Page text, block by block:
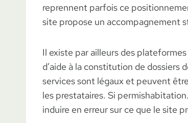
reprennent parfois ce
site propose un accompagnement
Il existe par ailleurs des
d’aide à la constitution de dossiers
services sont légaux et peuvent
les prestataires. Si
induire en erreur sur ce que le site